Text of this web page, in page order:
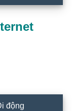
động